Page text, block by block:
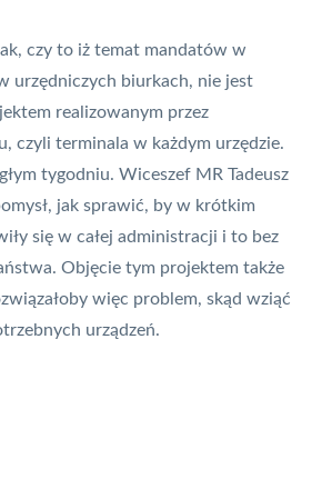
czy to iż temat mandatów w
urzędniczych biurkach, nie jest
realizowanym przez
czyli terminala w każdym urzędzie.
tygodniu. Wiceszef MR Tadeusz
jak sprawić, by w krótkim
się w całej administracji i to bez
Objęcie tym projektem także
więc problem, skąd wziąć
urządzeń.